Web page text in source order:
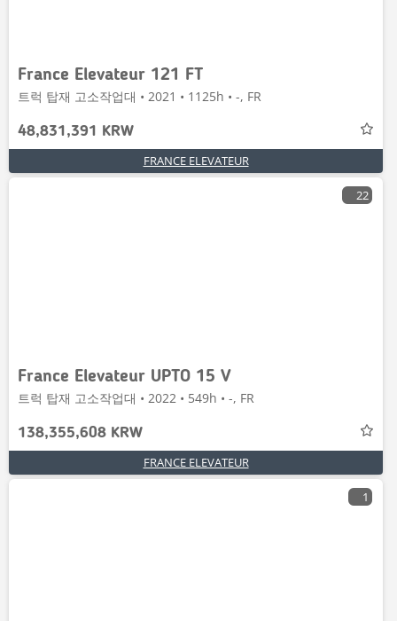
France Elevateur 121 FT
트럭 탑재 고소작업대 • 2021 • 1125h • -, FR
48,831,391 KRW
FRANCE ELEVATEUR
22
France Elevateur UPTO 15 V
트럭 탑재 고소작업대 • 2022 • 549h • -, FR
138,355,608 KRW
FRANCE ELEVATEUR
1